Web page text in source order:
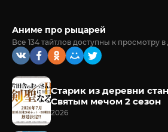
Аниме про рыцарей
Все 134 тайтлов доступны к просмотру
Старик из деревни
Святым мечом 2 сезон
2026